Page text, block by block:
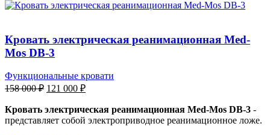
Кровать электрическая реанимационная Med-
Mos DB-3
Функциональные кровати
158 000₽ 121 000 ₽
Кровать электрическая реанимационная Med-Mos DB-3 -
представляет собой электроприводное реанимационное ложе.